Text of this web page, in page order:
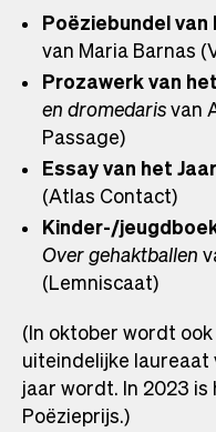
Poëziebundel van
van Maria Barnas
Prozawerk van
en dromedarisvan
Passage)
Essay van het Jaar
(Atlas Contact)
Kinder-/
Over gehaktballen
(Lemniscaat)
(In oktober wordt
uiteindelijke
jaar wordt. In 2023
Poëzieprijs.)